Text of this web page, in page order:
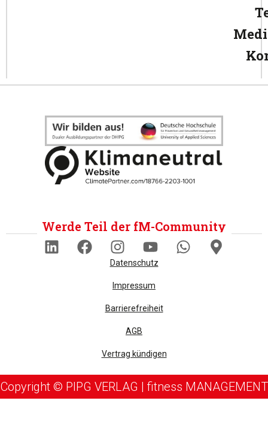
Werde Teil der fM-Community
Datenschutz
Impressum
Barrierefreiheit
AGB
Vertrag kündigen
Copyright © PIPG VERLAG | fitness MANAGEMENT